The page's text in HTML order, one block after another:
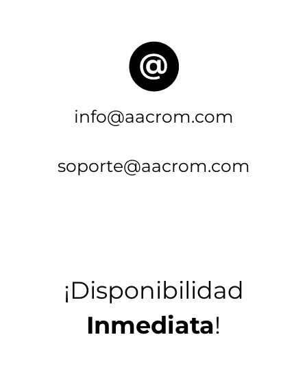
info@aacrom.com
soporte@aacrom.com
¡Disponibilidad
Inmediata!